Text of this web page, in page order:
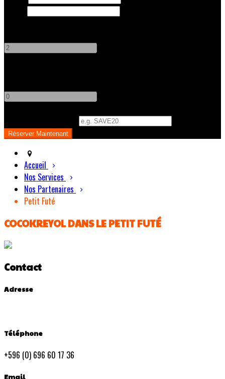
Accueil
Nos Services
Nos Partenaires
Petit Futé
COCOKREYOL DANS LE PETIT FUTÉ
Contact
Adresse
Téléphone
+596 (0) 696 60 17 36
Email